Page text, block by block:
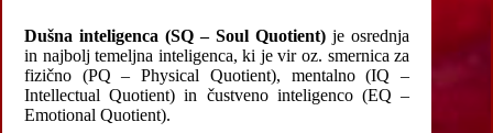
Dušna inteligenca (SQ – Soul Quotient)je osrednja
in najbolj temeljna inteligenca, ki je vir oz. smernica za
fizično (PQ – Physical Quotient), mentalno (IQ –
Intellectual Quotient) in čustveno inteligenco (EQ –
Emotional Quotient).